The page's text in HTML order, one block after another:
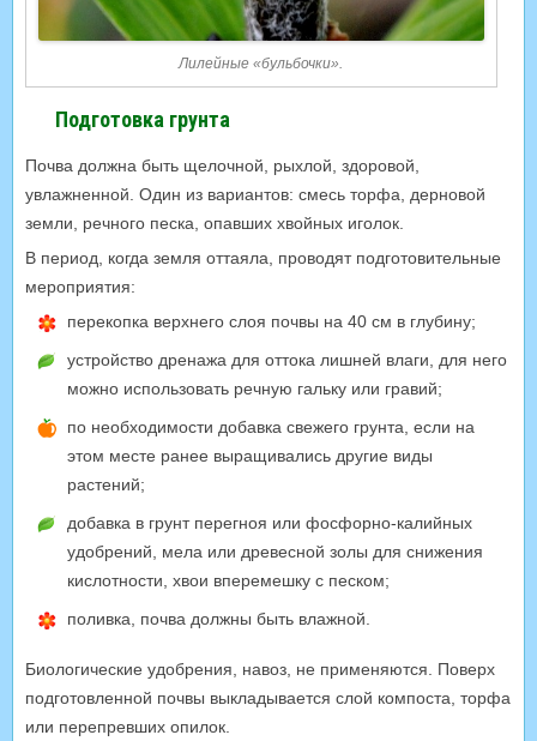
Лилейные «бульбочки».
Подготовка грунта
Почва должна быть щелочной, рыхлой, здоровой,
увлажненной. Один из вариантов: смесь торфа, дерновой
земли, речного песка, опавших хвойных иголок.
В период, когда земля оттаяла, проводят подготовительные
мероприятия:
перекопка верхнего слоя почвы на 40 см в глубину;
устройство дренажа для оттока лишней влаги, для него
можно использовать речную гальку или гравий;
по необходимости добавка свежего грунта, если на
этом месте ранее выращивались другие виды
растений;
добавка в грунт перегноя или фосфорно-калийных
удобрений, мела или древесной золы для снижения
кислотности, хвои вперемешку с песком;
поливка, почва должны быть влажной.
Биологические удобрения, навоз, не применяются. Поверх
подготовленной почвы выкладывается слой компоста, торфа
или перепревших опилок.